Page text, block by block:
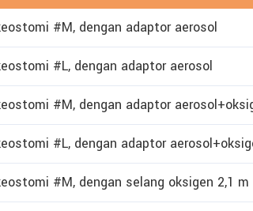
#M, dengan adaptor aerosol
#L, dengan adaptor aerosol
#M, dengan adaptor
#L, dengan adaptor
#M, dengan selang oksigen 2,1 m